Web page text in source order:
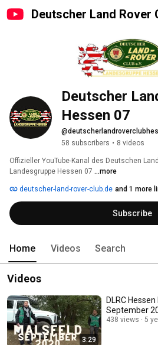
Deutscher Land Rover
Deutscher
Hessen 07
58 subscribers • 8 videos
Offizieller YouTube-Kanal des Deutschen
Landesgruppe Hessen 07 ...more
deutscher-land-rover-club.de and 1 more
Subscribe
Home Videos Search
Videos
3:29
DLRC
September
438 views 5